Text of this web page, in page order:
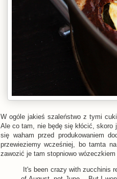
W ogóle jakieś szaleństwo z tymi
Ale co tam, nie będę się kłócić,
się waham przed produkowaniem
przewieziemy wcześniej, bo tamta
zawozić je tam stopniowo
It's been crazy with zucchinis